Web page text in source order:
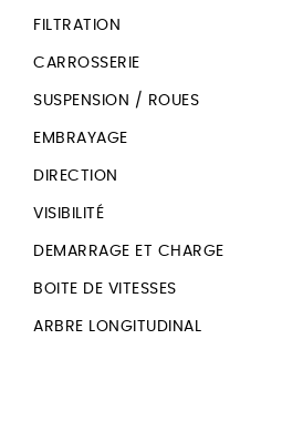
FILTRATION
CARROSSERIE
SUSPENSION / ROUES
EMBRAYAGE
DIRECTION
VISIBILITÉ
DEMARRAGE ET CHARGE
BOITE DE VITESSES
ARBRE LONGITUDINAL